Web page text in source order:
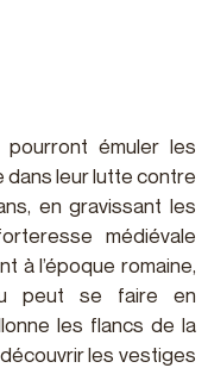
émuler les
dans leur lutte contre
en gravissant les
médiévale
à l’époque romaine,
peut se faire en
les flancs de la
les vestiges